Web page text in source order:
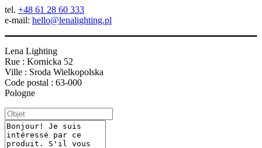
tel. +48 61 28 60 333
e-mail: hello@lenalighting.pl
Lena Lighting
Rue : Kornicka 52
Ville : Sroda Wielkopolska
Code postal : 63-000
Pologne